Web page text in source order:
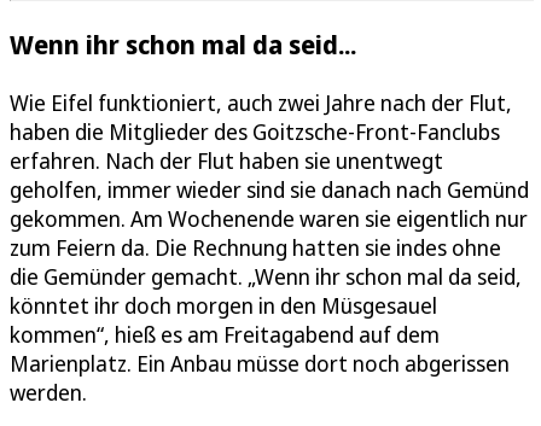
Wenn ihr schon mal da seid...
Wie Eifel funktioniert, auch zwei Jahre nach der Flut,
haben die Mitglieder des Goitzsche-Front-Fanclubs
erfahren. Nach der Flut haben sie unentwegt
geholfen, immer wieder sind sie danach nach Gemünd
gekommen. Am Wochenende waren sie eigentlich nur
zum Feiern da. Die Rechnung hatten sie indes ohne
die Gemünder gemacht. „Wenn ihr schon mal da seid,
könntet ihr doch morgen in den Müsgesauel
kommen“, hieß es am Freitagabend auf dem
Marienplatz. Ein Anbau müsse dort noch abgerissen
werden.